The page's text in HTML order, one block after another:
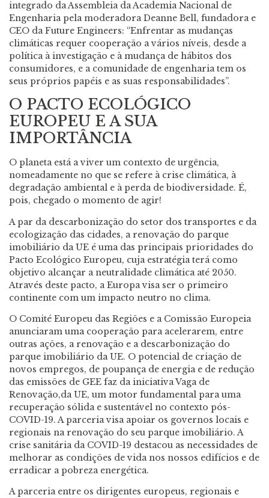
integrado da Assembleia da Academia Nacional de
Engenharia pela moderadora Deanne Bell, fundadora e
CEO da Future Engineers: “Enfrentar as mudanças
climáticas requer cooperação a vários níveis, desde a
política à investigação e à mudança de hábitos dos
consumidores, e a comunidade de engenharia tem os
seus próprios papéis e as suas responsabilidades”.
O PACTO ECOLÓGICO
EUROPEU E A SUA
IMPORTÂNCIA
O planeta está a viver um contexto de urgência,
nomeadamente no que se refere à crise climática, à
degradação ambiental e à perda de biodiversidade. É,
pois, chegado o momento de agir!
A par da descarbonização do setor dos transportes e da
ecologização das cidades, a renovação do parque
imobiliário da UE é uma das principais prioridades do
Pacto Ecológico Europeu, cuja estratégia terá como
objetivo alcançar a neutralidade climática até 2050.
Através deste pacto, a Europa visa ser o primeiro
continente com um impacto neutro no clima.
O Comité Europeu das Regiões e a Comissão Europeia
anunciaram uma cooperação para acelerarem, entre
outras ações, a renovação e a descarbonização do
parque imobiliário da UE. O potencial de criação de
novos empregos, de poupança de energia e de redução
das emissões de GEE faz da iniciativa Vaga de
Renovação,da UE, um motor fundamental para uma
recuperação sólida e sustentável no contexto pós-
COVID-19. A parceria visa apoiar os governos locais e
regionais na renovação do seu parque imobiliário. A
crise sanitária da COVID-19 destacou as necessidades de
melhorar as condições de vida nos nossos edifícios e de
erradicar a pobreza energética.
A parceria entre os dirigentes europeus, regionais e